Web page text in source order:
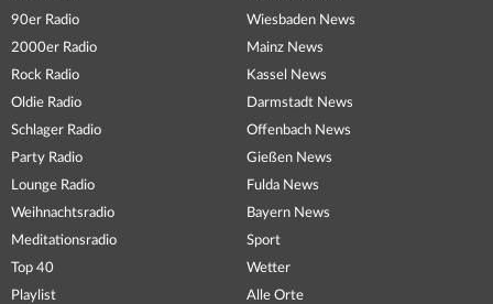
90er Radio
2000er Radio
Rock Radio
Oldie Radio
Schlager Radio
Party Radio
Lounge Radio
Weihnachtsradio
Meditationsradio
Top 40
Playlist
Wiesbaden News
Mainz News
Kassel News
Darmstadt News
Offenbach News
Gießen News
Fulda News
Bayern News
Sport
Wetter
Alle Orte